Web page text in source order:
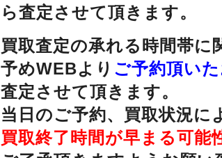
ら査定させて頂きます。
買取査定の承れる時間帯に
予めWEBより ご予約頂い
査定させて頂きます。
当日のご予約、買取状況に
買取終了時間が早まる可能